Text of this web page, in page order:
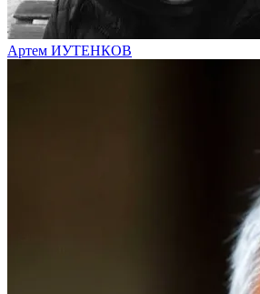
Артем ИУТЕНКОВ